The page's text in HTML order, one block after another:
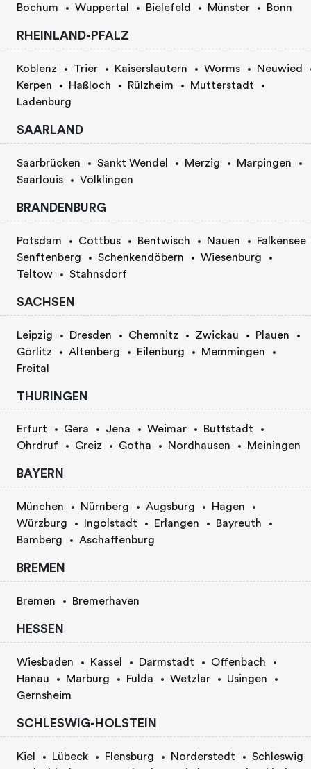
Bochum
Wuppertal Bielefeld Münster Bonn
RHEINLAND-PFALZ
Koblenz Trier Kaiserslautern Worms
Neuwied
Kerpen
Haßloch Rülzheim
Mutterstadt
Ladenburg
SAARLAND
Saarbrücken Sankt Wendel Merzig
Marpingen
Saarlouis
Völklingen
BRANDENBURG
Potsdam Cottbus Bentwisch Nauen
Falkensee
Senftenberg
Schenkendöbern
Wiesenburg
Teltow
Stahnsdorf
SACHSEN
Leipzig Dresden Chemnitz Zwickau
Plauen
Görlitz
Altenberg Eilenburg
Memmingen
Freital
THURINGEN
Erfurt Gera Jena Weimar
Buttstädt
Ohrdruf
Greiz Gotha Nordhausen Meiningen
BAYERN
München Nürnberg Augsburg
Hagen
Würzburg
Ingolstadt Erlangen
Bayreuth
Bamberg
Aschaffenburg
BREMEN
Bremen Bremerhaven
HESSEN
Wiesbaden Kassel Darmstadt
Offenbach
Hanau
Marburg Fulda Wetzlar
Usingen
Gernsheim
SCHLESWIG-HOLSTEIN
Kiel Lübeck Flensburg Norderstedt
Schleswig